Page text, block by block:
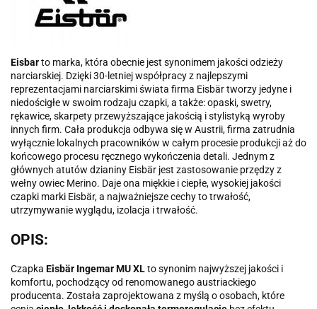
Eisbarto marka, która obecnie jest synonimem jakości odzieży
narciarskiej. Dzięki 30-letniej współpracy z najlepszymi
reprezentacjami narciarskimi świata firma Eisbär tworzy jedyne i
niedościgłe w swoim rodzaju czapki, a także: opaski, swetry,
rękawice, skarpety przewyższające jakością i stylistyką wyroby
innych firm. Cała produkcja odbywa się w Austrii, firma zatrudnia
wyłącznie lokalnych pracowników w całym procesie produkcji aż do
końcowego procesu ręcznego wykończenia detali. Jednym z
głównych atutów dzianiny Eisbär jest zastosowanie przędzy z
wełny owiec Merino. Daje ona miękkie i ciepłe, wysokiej jakości
czapki marki Eisbär, a najważniejsze cechy to trwałość,
utrzymywanie wyglądu, izolacja i trwałość.
OPIS:
Czapka Eisbär Ingemar MU XLto synonim najwyższej jakości i
komfortu, pochodzący od renomowanego austriackiego
producenta. Została zaprojektowana z myślą o osobach, które